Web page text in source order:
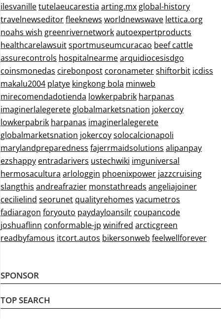
ilesvanilletutelaeucarestia arting.mx global-history
travelnewseditorfleeknews worldnewswave lettica.org
noahs wish greenrivernetworkautoexpertproducts
healthcarelawsuitsportmuseumcuracao beef cattle
assurecontrols hospitalnearmearquidiocesisdgo
coinsmonedas cirebonpost coronametershiftorbit icdiss
makalu2004 platye kingkong bola minweb
mirecomendadotienda lowkerpabrik harpanas
imaginerlalegerete globalmarketsnation jokercoy
lowkerpabrik harpanas imaginerlalegerete
globalmarketsnation jokercoysolocalcionapoli
marylandpreparedness fajerrmaidsolutions alipanpay
ezshappy entradarivers ustechwiki imguniversal
hermosacultura arlologgin phoenixpower jazzcruising
slangthis andreafrazier monstathreads angeliajoiner
cecilielind seorunet qualityrehomes vacumetros
fadiaragon foryouto paydayloansilr coupancode
joshuaflinn conformable-jp winifred arcticgreen
readbyfamous itcort.autos bikersonweb feelwellforever
SPONSOR
TOP SEARCH